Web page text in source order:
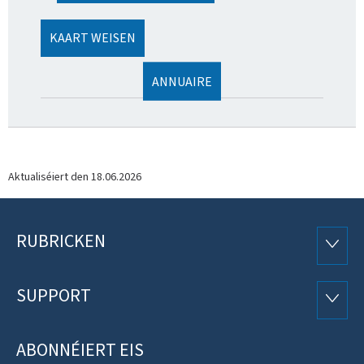
KAART WEISEN
ANNUAIRE
Aktualiséiert den 18.06.2026
Fousszeil
RUBRICKEN
SUPPORT
ABONNÉIERT EIS